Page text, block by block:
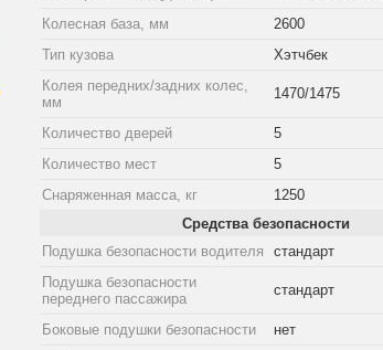
Колесная база, мм
2600
Тип кузова
Хэтчбек
Колея передних/задних колес,
мм
1470/1475
Количество дверей
5
Количество мест
5
Снаряженная масса, кг
1250
Средства безопасности
Подушка безопасности водителя
стандарт
Подушка безопасности
переднего пассажира
стандарт
Боковые подушки безопасности
нет